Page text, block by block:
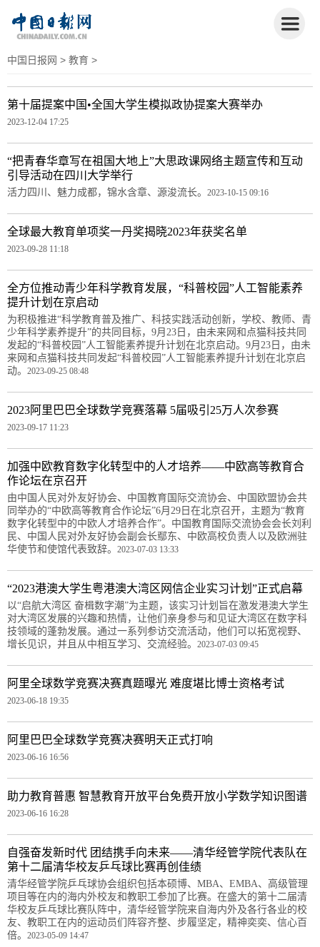
中国日报网 > 教育 >
第十届提案中国•全国大学生模拟政协提案大赛举办
2023-12-04 17:25
“把青春华章写在祖国大地上”大思政课网络主题宣传和互动
引导活动在四川大学举行
活力四川、魅力成都，锦水含章、源浚流长。 2023-10-15 09:16
全球最大教育单项奖一丹奖揭晓2023年获奖名单
2023-09-28 11:18
全方位推动青少年科学教育发展，“科普校园”人工智能素养
提升计划在京启动
为积极推进“科学教育普及推广、科技实践活动创新，学校、教师、青
少年科学素养提升”的共同目标，9月23日，由未来网和点猫科技共同
发起的“科普校园”人工智能素养提升计划在北京启动。9月23日，由未
来网和点猫科技共同发起“科普校园”人工智能素养提升计划在北京启
动。 2023-09-25 08:48
2023阿里巴巴全球数学竞赛落幕 5届吸引25万人次参赛
2023-09-17 11:23
加强中欧教育数字化转型中的人才培养——中欧高等教育合
作论坛在京召开
由中国人民对外友好协会、中国教育国际交流协会、中国欧盟协会共
同举办的“中欧高等教育合作论坛”6月29日在北京召开，主题为“教育
数字化转型中的中欧人才培养合作”。中国教育国际交流协会会长刘利
民、中国人民对外友好协会副会长鄢东、中欧高校负责人以及欧洲驻
华使节和使馆代表致辞。 2023-07-03 13:33
“2023港澳大学生粤港澳大湾区网信企业实习计划”正式启幕
以“启航大湾区 奋楫数字潮”为主题，该实习计划旨在激发港澳大学生
对大湾区发展的兴趣和热情，让他们亲身参与和见证大湾区在数字科
技领域的蓬勃发展。通过一系列参访交流活动，他们可以拓宽视野、
增长见识，并且从中相互学习、交流经验。 2023-07-03 09:45
阿里全球数学竞赛决赛真题曝光 难度堪比博士资格考试
2023-06-18 19:35
阿里巴巴全球数学竞赛决赛明天正式打响
2023-06-16 16:56
助力教育普惠 智慧教育开放平台免费开放小学数学知识图谱
2023-06-16 16:28
自强奋发新时代 团结携手向未来——清华经管学院代表队在
第十二届清华校友乒乓球比赛再创佳绩
清华经管学院乒乓球协会组织包括本硕博、MBA、EMBA、高级管理
项目等在内的海内外校友和教职工参加了比赛。在盛大的第十二届清
华校友乒乓球比赛队阵中，清华经管学院来自海内外及各行各业的校
友、教职工在内的运动员们阵容齐整、步履坚定，精神奕奕、信心百
倍。 2023-05-09 14:47